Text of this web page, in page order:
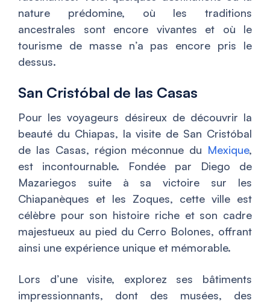
nature prédomine, où les traditions
ancestrales sont encore vivantes et où le
tourisme de masse n’a pas encore pris le
dessus.
San Cristóbal de las Casas
Pour les voyageurs désireux de découvrir la
beauté du Chiapas, la visite de San Cristóbal
de las Casas, région méconnue du Mexique,
est incontournable. Fondée par Diego de
Mazariegos suite à sa victoire sur les
Chiapanèques et les Zoques, cette ville est
célèbre pour son histoire riche et son cadre
majestueux au pied du Cerro Bolones, offrant
ainsi une expérience unique et mémorable.
Lors d’une visite, explorez ses bâtiments
impressionnants, dont des musées, des